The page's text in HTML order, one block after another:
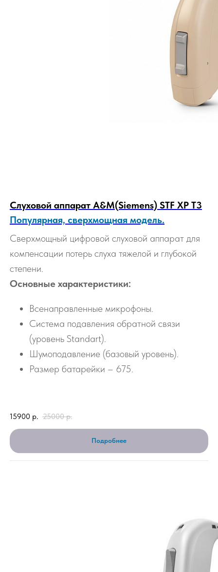
Слуховой аппарат A&M(Siemens) STF XP T3
Популярная, сверхмощная модель.
Сверхмощный цифровой слуховой аппарат для
компенсации потерь слуха тяжелой и глубокой
степени.
Основные характеристики:
Всенаправленные микрофоны.
Система подавления обратной связи
(уровень Standart).
Шумоподавление (базовый уровень).
Размер батарейки – 675.
15900 р. 25000 р.
Подробнее